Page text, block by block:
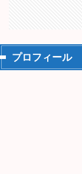
プロフィール